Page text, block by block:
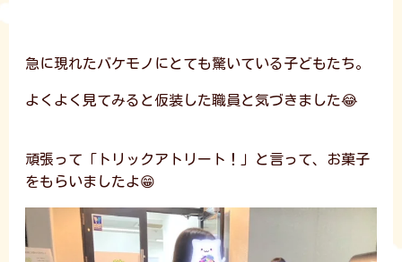
急に現れたバケモノにとても驚いている子どもたち。
よくよく見てみると仮装した職員と気づきました😂
頑張って「トリックアトリート！」と言って、お菓子
をもらいましたよ😁